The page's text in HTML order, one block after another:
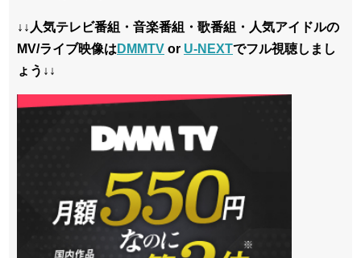
↓↓人気テレビ番組・音楽番組・歌番組・人気アイドルの
MV/ライブ映像は DMMTV or U-NEXTでフル視聴しまし
ょう↓↓